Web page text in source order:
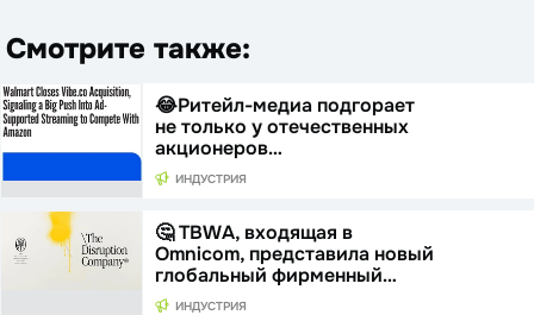
Смотрите также:
😂Ритейл-медиа подгорает
не только у отечественных
акционеров…
ИНДУСТРИЯ
🤔 TBWA, входящая в
Omnicom, представила новый
глобальный фирменный…
ИНДУСТРИЯ